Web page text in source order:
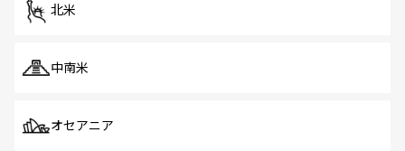
北米
中南米
オセアニア